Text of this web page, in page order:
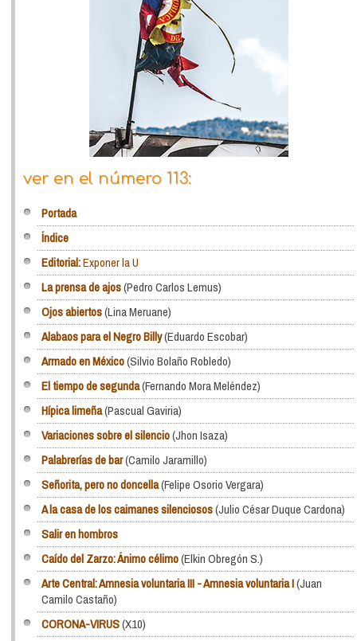
ver en el número 113:
Portada
Índice
Editorial:Exponer la U
La prensa de ajos(Pedro Carlos Lemus)
Ojos abiertos(Lina Meruane)
Alabaos para el Negro Billy(Eduardo Escobar)
Armado en México(Silvio Bolaño Robledo)
El tiempo de segunda(Fernando Mora Meléndez)
Hípica limeña(Pascual Gaviria)
Variaciones sobre el silencio(Jhon Isaza)
Palabrerías de bar(Camilo Jaramillo)
Señorita, pero no doncella(Felipe Osorio Vergara)
A la casa de los caimanes silenciosos(Julio César Duque Cardona)
Salir en hombros
Caído del Zarzo: Ánimo célimo(Elkin Obregón S.)
Arte Central: Amnesia voluntaria III - Amnesia voluntaria I(Juan
Camilo Castaño)
CORONA-VIRUS(X10)